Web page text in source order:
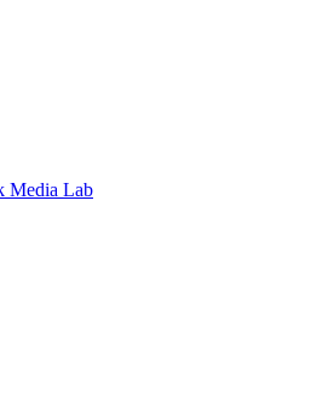
Media Lab